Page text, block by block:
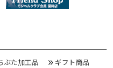
ぶた加工品
ギフト商品